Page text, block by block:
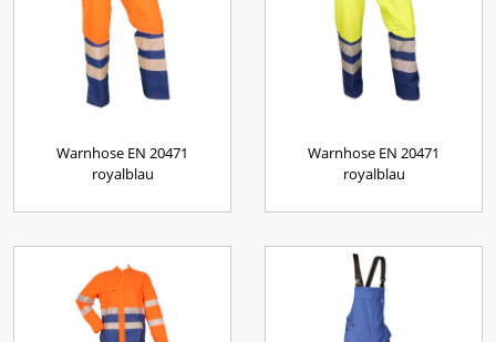
Warnhose EN 20471
royalblau
Warnhose EN 20471
royalblau